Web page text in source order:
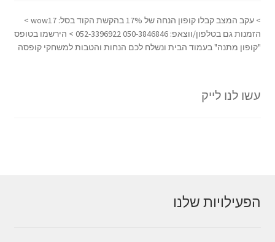
> עקב המצב קבלו קופון הנחה של 17% בהקשת הקוד בסל: wow17 >
הזמנות גם בטלפון/ווצאפ: 050-3846846 052-3396922 > הירשמו בטופס
"קופון מתנה" בעמוד הבית ונשלח לכם הנחות והטבות למשחקי קופסה
עשו לנו לייק
הפעילויות שלנו